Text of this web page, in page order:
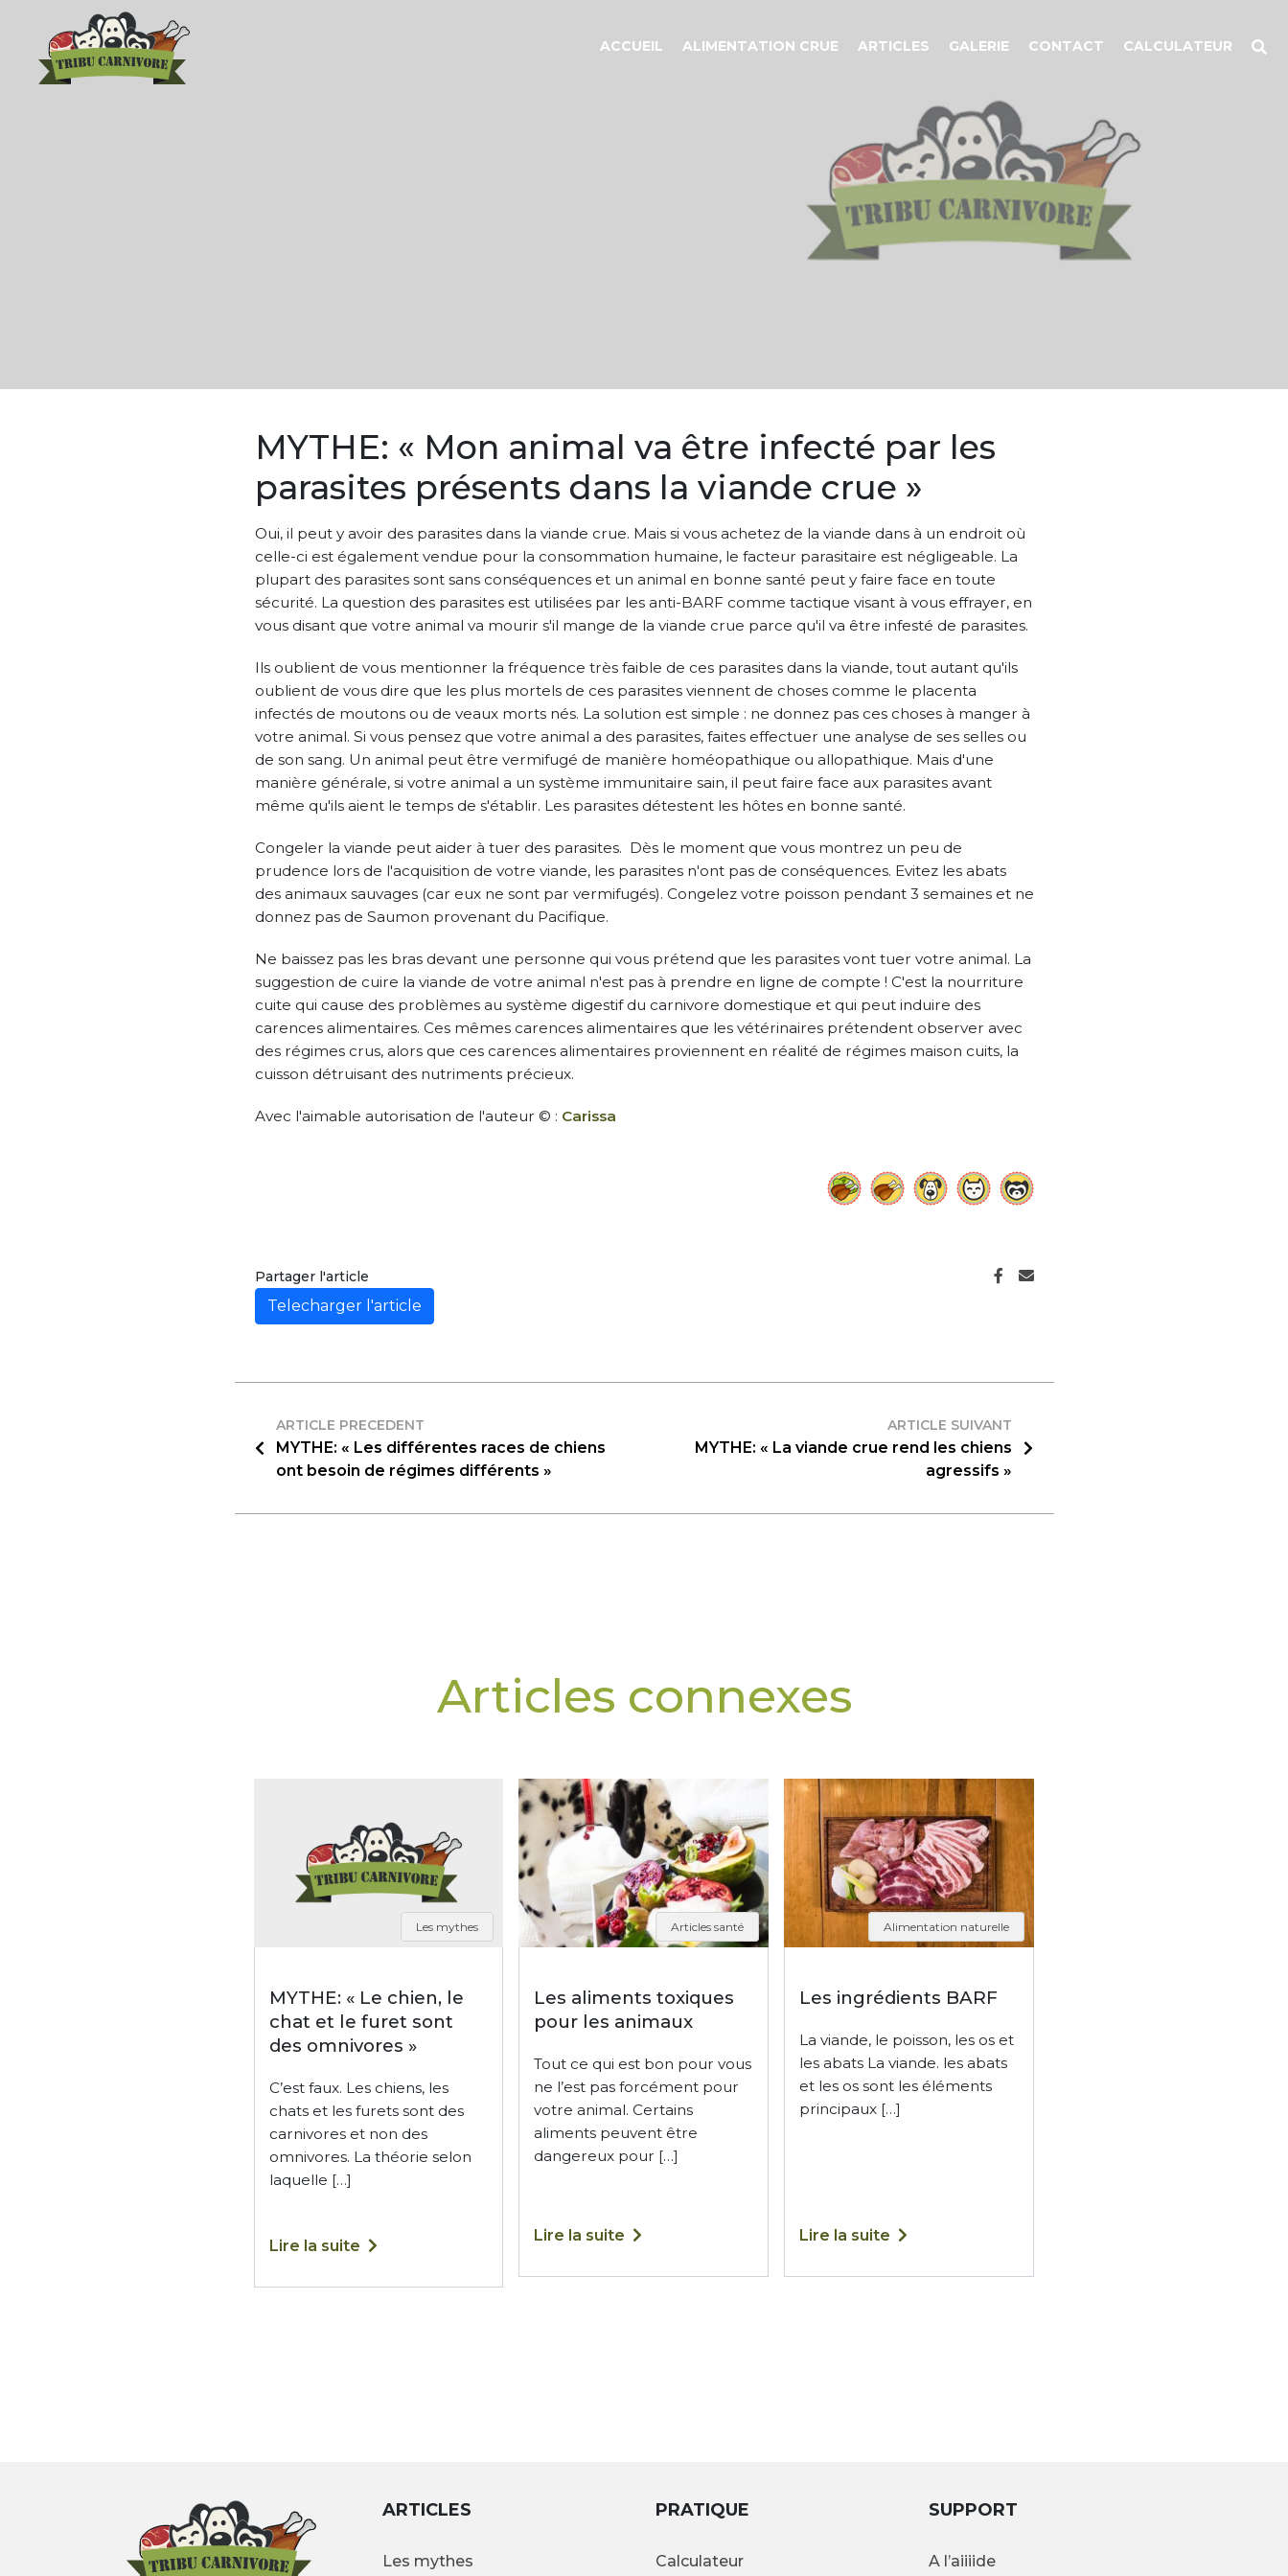
ACCUEIL ALIMENTATION CRUE ARTICLES GALERIE CONTACT CALCULATEUR
MYTHE: « Mon animal va être infecté par les
parasites présents dans la viande crue »
Oui, il peut y avoir des parasites dans la viande crue. Mais si vous achetez de la viande dans à un endroit où
celle-ci est également vendue pour la consommation humaine, le facteur parasitaire est négligeable. La
plupart des parasites sont sans conséquences et un animal en bonne santé peut y faire face en toute
sécurité. La question des parasites est utilisées par les anti-BARF comme tactique visant à vous effrayer, en
vous disant que votre animal va mourir s'il mange de la viande crue parce qu'il va être infesté de parasites.
Ils oublient de vous mentionner la fréquence très faible de ces parasites dans la viande, tout autant qu'ils
oublient de vous dire que les plus mortels de ces parasites viennent de choses comme le placenta
infectés de moutons ou de veaux morts nés. La solution est simple : ne donnez pas ces choses à manger à
votre animal. Si vous pensez que votre animal a des parasites, faites effectuer une analyse de ses selles ou
de son sang. Un animal peut être vermifugé de manière homéopathique ou allopathique. Mais d'une
manière générale, si votre animal a un système immunitaire sain, il peut faire face aux parasites avant
même qu'ils aient le temps de s'établir. Les parasites détestent les hôtes en bonne santé.
Congeler la viande peut aider à tuer des parasites. Dès le moment que vous montrez un peu de
prudence lors de l'acquisition de votre viande, les parasites n'ont pas de conséquences. Evitez les abats
des animaux sauvages (car eux ne sont par vermifugés). Congelez votre poisson pendant 3 semaines et ne
donnez pas de Saumon provenant du Pacifique.
Ne baissez pas les bras devant une personne qui vous prétend que les parasites vont tuer votre animal. La
suggestion de cuire la viande de votre animal n'est pas à prendre en ligne de compte ! C'est la nourriture
cuite qui cause des problèmes au système digestif du carnivore domestique et qui peut induire des
carences alimentaires. Ces mêmes carences alimentaires que les vétérinaires prétendent observer avec
des régimes crus, alors que ces carences alimentaires proviennent en réalité de régimes maison cuits, la
cuisson détruisant des nutriments précieux.
Avec l'aimable autorisation de l'auteur © : Carissa
Partager l'article
Telecharger l'article
ARTICLE PRECEDENT
MYTHE: « Les différentes races de chiens
ont besoin de régimes différents »
ARTICLE SUIVANT
MYTHE: « La viande crue rend les chiens
agressifs »
Articles connexes
Les mythes
MYTHE: « Le chien, le
chat et le furet sont
des omnivores »
C’est faux. Les chiens, les
chats et les furets sont des
carnivores et non des
omnivores. La théorie selon
laquelle […]
Lire la suite
Articles santé
Les aliments toxiques
pour les animaux
Tout ce qui est bon pour vous
ne l’est pas forcément pour
votre animal. Certains
aliments peuvent être
dangereux pour […]
Lire la suite
Alimentation naturelle
Les ingrédients BARF
La viande, le poisson, les os et
les abats La viande. les abats
et les os sont les éléments
principaux […]
Lire la suite
ARTICLES
Les mythes
PRATIQUE
Calculateur
SUPPORT
A l’aiiiide